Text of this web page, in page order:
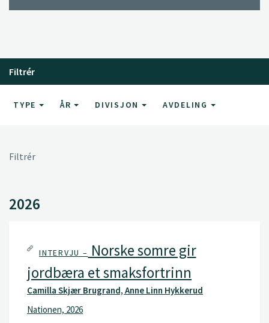
Filtrér
TYPE ÅR DIVISJON AVDELING
Filtrér
2026
INTERVJU – Norske somre gir
jordbæra et smaksfortrinn
Camilla Skjær Brugrand, Anne Linn Hykkerud
Nationen, 2026